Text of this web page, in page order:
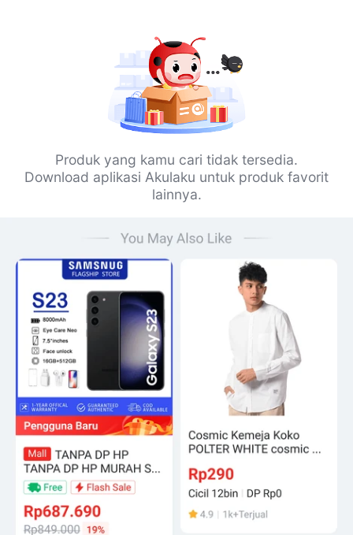
Produk yang kamu cari tidak tersedia.
Download aplikasi Akulaku untuk produk favorit
lainnya.